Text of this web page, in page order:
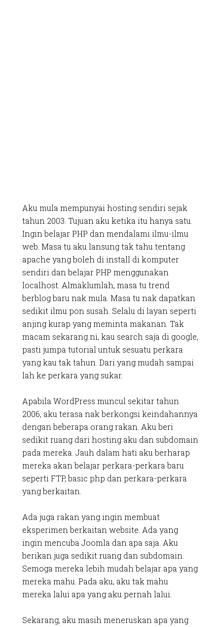
Aku mula mempunyai hosting sendiri sejak
tahun 2003. Tujuan aku ketika itu hanya satu.
Ingin belajar PHP dan mendalami ilmu-ilmu
web. Masa tu aku lansung tak tahu tentang
apache yang boleh di install di komputer
sendiri dan belajar PHP menggunakan
localhost. Almaklumlah, masa tu trend
berblog baru nak mula. Masa tu nak dapatkan
sedikit ilmu pon susah. Selalu di layan seperti
anjing kurap yang meminta makanan. Tak
macam sekarang ni, kau search saja di google,
pasti jumpa tutorial untuk sesuatu perkara
yang kau tak tahun. Dari yang mudah sampai
lah ke perkara yang sukar.
Apabila WordPress muncul sekitar tahun
2006, aku terasa nak berkongsi keindahannya
dengan beberapa orang rakan. Aku beri
sedikit ruang dari hosting aku dan subdomain
pada mereka. Jauh dalam hati aku berharap
mereka akan belajar perkara-perkara baru
seperti FTP, basic php dan perkara-perkara
yang berkaitan.
Ada juga rakan yang ingin membuat
eksperimen berkaitan website. Ada yang
ingin mencuba Joomla dan apa saja. Aku
berikan juga sedikit ruang dan subdomain.
Semoga mereka lebih mudah belajar apa yang
mereka mahu. Pada aku, aku tak mahu
mereka lalui apa yang aku pernah lalui.
Sekarang, aku masih meneruskan apa yang